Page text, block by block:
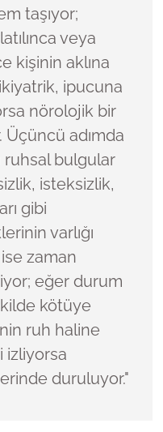
taşıyor;
veya
kişinin aklına
ipucuna
nörolojik bir
adımda
ruhsal bulgular
isteksizlik,
gibi
varlığı
ise zaman
eğer durum
kötüye
ruh haline
izliyorsa
duruluyor."